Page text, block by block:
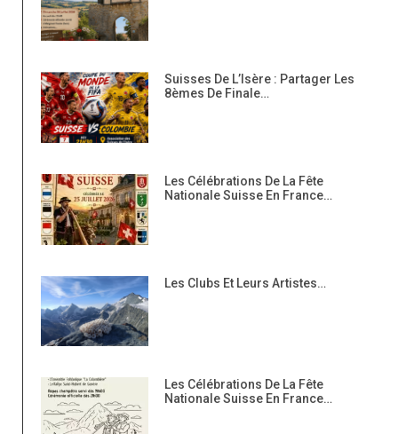
Suisses De L’Isère : Partager Les
8èmes De Finale…
Les Célébrations De La Fête
Nationale Suisse En France…
Les Clubs Et Leurs Artistes…
Les Célébrations De La Fête
Nationale Suisse En France…